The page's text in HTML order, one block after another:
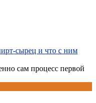
сырец и что с ним
сам процесс первой